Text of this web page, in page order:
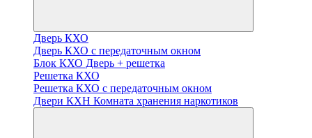
Дверь КХО
Дверь КХО с передаточным окном
Блок КХО Дверь + решетка
Решетка КХО
Решетка КХО с передаточным окном
Двери КХН Комната хранения наркотиков